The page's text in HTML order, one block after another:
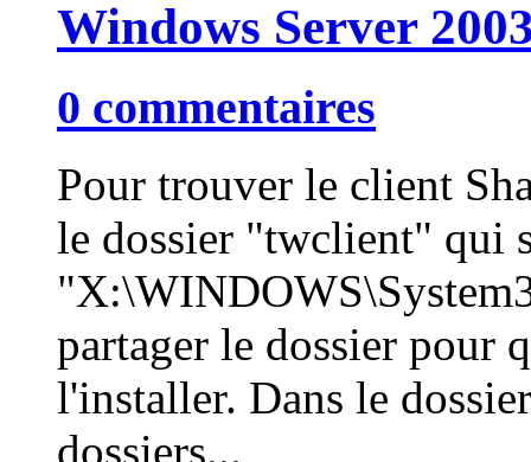
Windows Server
0 commentaires
Pour trouver le client
le dossier "twclient" qui
partager le dossier pour
l'installer. Dans le
dossiers...